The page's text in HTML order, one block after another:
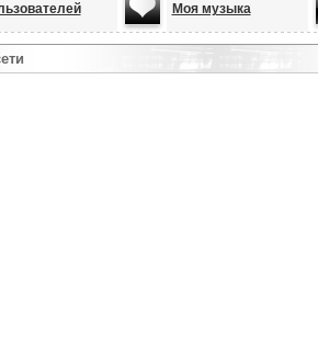
Моя музыка